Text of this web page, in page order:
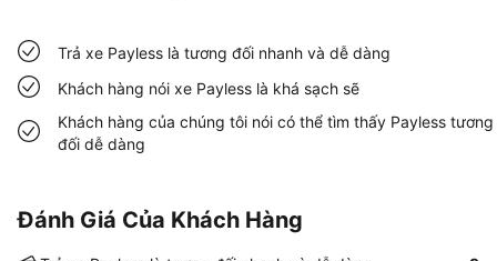
Trả xe Payless là tương đối nhanh và dễ dàng
Khách hàng nói xe Payless là khá sạch sẽ
Khách hàng của chúng tôi nói có thể tìm thấy Payless tương
đối dễ dàng
Đánh Giá Của Khách Hàng